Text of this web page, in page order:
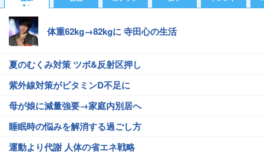
体重62kg→82kgに 寺田心の生活
夏のむくみ対策 ツボ&反射区押し
紫外線対策がビタミンD不足に
母が娘に減量強要→家庭内別居へ
睡眠時の悩みを解消する過ごし方
運動より代謝 人体の省エネ戦略